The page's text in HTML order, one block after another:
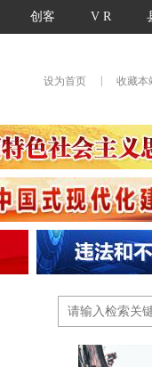
创客 V R
设为首页 收藏本